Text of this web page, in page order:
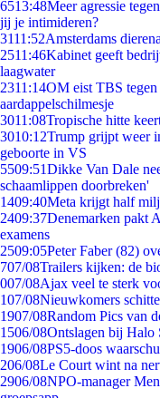
6513:48Meer agressie
jij je intimideren?
3111:52Amsterdams
2511:46Kabinet geeft
laagwater
2311:14OM eist TBS tegen
aardappelschilmesje
3011:08Tropische hitte
3010:12Trump grijpt weer
geboorte in VS
5509:51Dikke Van Dale
schaamlippen doorbreken'
1409:40Meta krijgt half
2409:37Denemarken pakt
examens
2509:05Peter Faber (82)
707/08Trailers kijken: de
007/08Ajax veel te sterk
107/08Nieuwkomers
1907/08Random Pics van
1506/08Ontslagen bij Halo
1906/08PS5-doos
206/08Le Court wint na
2906/08NPO-manager